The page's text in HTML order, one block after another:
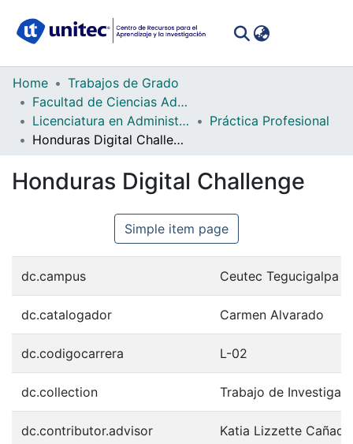
Communities
Collections
Statistics
Home
Trabajos de Grado
Facultad de Ciencias Administrativas y Sociales
Licenciatura en Administración Industrial e Inteligencia de Negocios
Práctica Profesional
Honduras Digital Challenge
Honduras Digital Challenge
Simple item page
dc.campus Ceutec Tegucigalpa
dc.catalogador Carmen Alvarado
dc.codigocarrera L-02
dc.collection Trabajo de
dc.contributor.advisor Katia Lizzette